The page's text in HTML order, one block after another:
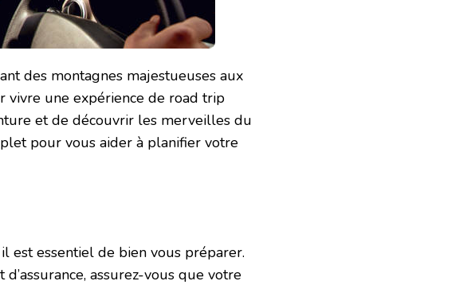
des montagnes majestueuses aux
vivre une expérience de road trip
et de découvrir les merveilles du
pour vous aider à planifier votre
est essentiel de bien vous préparer.
assurez-vous que votre